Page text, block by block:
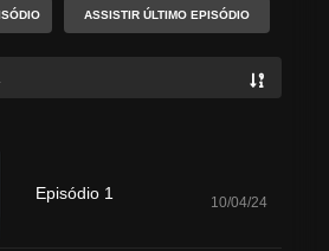
ASSISTIR ÚLTIMO EPISÓDIO
Episódio 1 10/04/24